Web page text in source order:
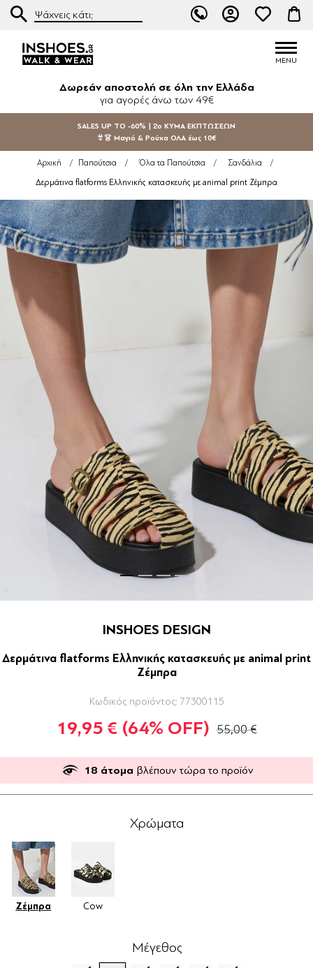
Δωρεάν αποστολή σε όλη την Ελλάδα
για αγορές άνω των 49€
SALES UP TO -60% | 2ο ΚΥΜΑ ΕΚΠΤΩΣΕΩΝ
👙👗 Μαγιό & Ρούχα ΟΛΑ έως 10€
Αρχική / Παπούτσια / Όλα τα Παπούτσια / Σανδάλια /
Δερμάτινα flatforms Ελληνικής κατασκευής με animal print Ζέμπρα
INSHOES DESIGN
Δερμάτινα flatforms Ελληνικής κατασκευής με animal print
Ζέμπρα
Κωδικός προϊόντος: 77300115
19,95 € (64% OFF) 55,00 €
18 άτομα βλέπουν τώρα το προϊόν
Χρώματα
Ζέμπρα Cow
Μέγεθος